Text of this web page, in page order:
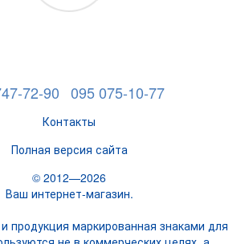
72-90 095 075-10-77
Контакты
Полная версия сайта
© 2012—2026
Ваш интернет-магазин.
продукция маркированная знаками для